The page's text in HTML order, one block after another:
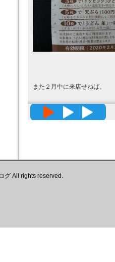
また２月中に来店せねば。
高精度メ
グ All rights reserved.